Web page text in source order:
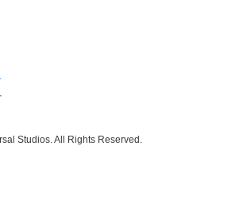
Studios. All Rights Reserved.